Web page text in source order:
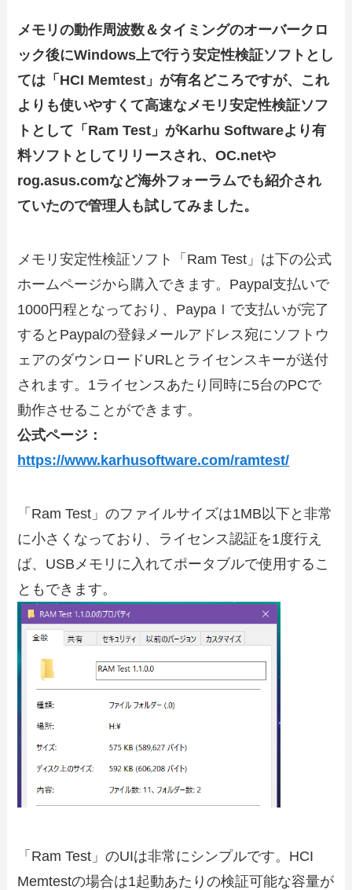
メモリの動作周波数＆タイミングのオーバークロ
ック後にWindows上で行う安定性検証ソフトとし
ては「HCI Memtest」が有名どころですが、これ
よりも使いやすくて高速なメモリ安定性検証ソフ
トとして「Ram Test」がKarhu Softwareより有
料ソフトとしてリリースされ、OC.netや
rog.asus.comなど海外フォーラムでも紹介され
ていたので管理人も試してみました。
メモリ安定性検証ソフト「Ram Test」は下の公式
ホームページから購入できます。Paypal支払いで
1000円程となっており、Paypaｌで支払いが完了
するとPaypalの登録メールアドレス宛にソフトウ
ェアのダウンロードURLとライセンスキーが送付
されます。1ライセンスあたり同時に5台のPCで
動作させることができます。
公式ページ：
https://www.karhusoftware.com/ramtest/
「Ram Test」のファイルサイズは1MB以下と非常
に小さくなっており、ライセンス認証を1度行え
ば、USBメモリに入れてポータブルで使用するこ
ともできます。
「Ram Test」のUIは非常にシンプルです。HCI
Memtestの場合は1起動あたりの検証可能な容量が